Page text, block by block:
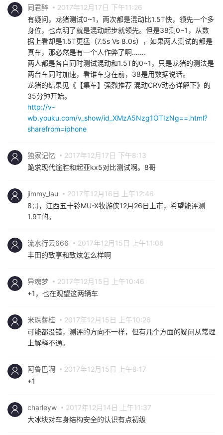
同君醉
2017年12月17日 下午11:26
有疑问，龙猪测试0~1，两次都是混动比1.5T快，领先一个多
身位，也点明了就是混动起步就领先。但是38测0~1，从数
据上看却是1.5T更猛（7.5s Vs 8.0s），如果两人测试的都是
真车，那必然是有一个人作弊了啊…….
两人都是各自同时测试混动和1.5T的0~1，只是龙猪的测法是
两台车同时加速，看谁车身在前，38是用数据说话。
龙猪的结果见《【集车】强烈推荐 混动CRV动态详解下》的
35分钟开始。
http://v-
wb.youku.com/v_show/id_XMzA5Nzg1OTIzNg==.html?
sharefrom=iphone
独家记忆
2017年12月17日 下午8:13
跪求现代途胜和起亚kx5对比测试啊。8哥
jimmy_lau
2017年12月16日 上午12:46
8哥，江西五十铃MU-X牧游侠12月26日上市，希望能评测
1.9T的。
流水行云666
2017年12月15日 上午11:06
丰田的致享和致炫怎么样啊
异魂梦
2017年12月15日 上午10:46
+1，也在观望这两辆车
米珠薪桂
2017年12月15日 上午10:26
可能都没错，测评的方向不一样，但有几个方面的疑问从常理
上解释不通。
阿鲁巴啊
2017年12月15日 上午8:17
+1
charleyw
2017年12月14日 上午11:37
大冰块对车身结构安全的认识有点初级